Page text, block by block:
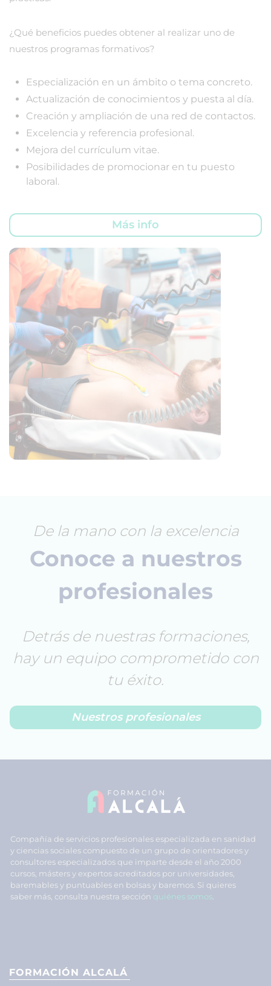
¿Qué beneficios puedes obtener al realizar uno de
nuestros programas formativos?
Especialización en un ámbito o tema concreto.
Actualización de conocimientos y puesta al día.
Creación y ampliación de una red de contactos.
Excelencia y referencia profesional.
Mejora del currículum vitae.
Posibilidades de promocionar en tu puesto
laboral.
Más info
De la mano con la excelencia
Conoce a nuestros
profesionales
Detrás de nuestras formaciones,
hay un equipo comprometido con
tu éxito.
Nuestros profesionales
Compañía de servicios profesionales especializada en sanidad
y ciencias sociales compuesto de un grupo de orientadores y
consultores especializados que imparte desde el año 2000
cursos, másters y expertos acreditados por universidades,
baremables y puntuables en bolsas y baremos. Si quieres
saber más, consulta nuestra sección quiénes somos
FORMACIÓN ALCALÁ